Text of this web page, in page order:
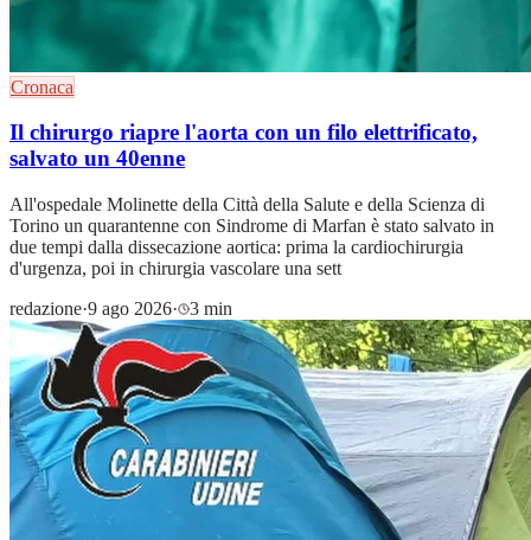
Cronaca
Il chirurgo riapre l'aorta con un filo elettrificato,
salvato un 40enne
All'ospedale Molinette della Città della Salute e della Scienza di
Torino un quarantenne con Sindrome di Marfan è stato salvato in
due tempi dalla dissecazione aortica: prima la cardiochirurgia
d'urgenza, poi in chirurgia vascolare una sett
redazione·9 ago 2026· 3 min